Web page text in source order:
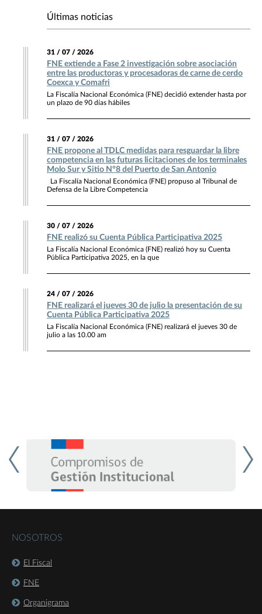
Últimas noticias
31 / 07 / 2026
FNE extiende a Fase 2 investigación sobre asociación
entre las productoras y procesadoras de carne de cerdo
Coexca y Comafri
La Fiscalía Nacional Económica (FNE) decidió extender hasta por
un plazo de 90 días hábiles
31 / 07 / 2026
FNE propone al TDLC medidas para resguardar la libre
competencia en las futuras licitaciones de los terminales
Molo Sur y Sitio N°8 del Puerto de San Antonio
La Fiscalía Nacional Económica (FNE) propuso al Tribunal de
Defensa de la Libre Competencia
30 / 07 / 2026
FNE realizó su Cuenta Pública Participativa 2025
La Fiscalía Nacional Económica (FNE) realizó hoy su Cuenta
Pública Participativa 2025, en la que
24 / 07 / 2026
FNE realizará el jueves 30 de julio la presentación de su
Cuenta Pública Participativa 2025
La Fiscalía Nacional Económica (FNE) realizará el jueves 30 de
julio a las 10.00 am
NOSOTROS
El Fiscal
FNE
Organigrama